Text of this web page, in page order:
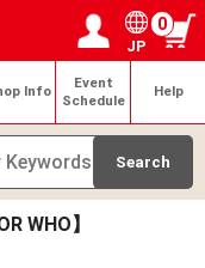
JP
0
Info
Event
Schedule
Help
WHO】